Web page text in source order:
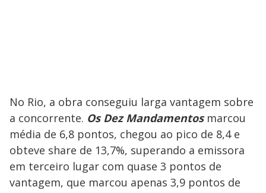
No Rio, a obra conseguiu larga vantagem sobre
a concorrente. Os Dez Mandamentosmarcou
média de 6,8 pontos, chegou ao pico de 8,4 e
obteve share de 13,7%, superando a emissora
em terceiro lugar com quase 3 pontos de
vantagem, que marcou apenas 3,9 pontos de